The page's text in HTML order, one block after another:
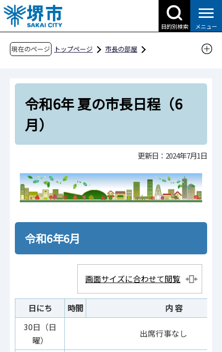
こ
の
ペ
目的別検索 メニュー
現在のページ トップページ
市長の部屋
令和6年 夏の市長日程（6月）
令和6年 夏の市長日程（6
月）
更新日：2024年7月1日
令和6年6月
画面サイズに合わせて閲覧
日にち 時間
内 容
30日（日
曜）
出席行事なし